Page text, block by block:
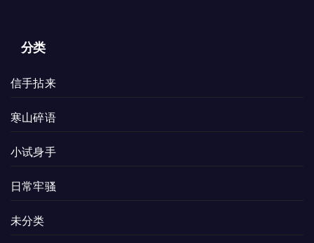
分类
信手拈来
寒山碎语
小试身手
日常牢骚
未分类